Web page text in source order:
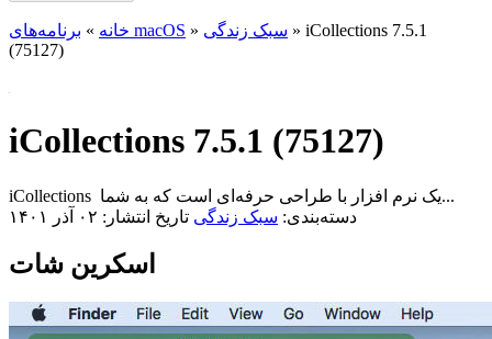
خانه » برنامه‌های macOS » سبک زندگی » iCollections 7.5.1
(75127)
iCollections 7.5.1 (75127)
iCollections یک نرم افزار با طراحی حرفه‌ای است که به شما...
دسته‌بندی: سبک زندگی تاریخ انتشار: ۰۲ آذر ۱۴۰۱
اسکرین شات